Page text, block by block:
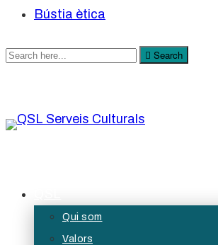
Bústia ètica
Search
Search
projectes de servei públic des de les
la cultura, l’educació, la participació
Qui som
Valors